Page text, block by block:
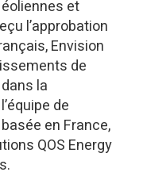
et
l’approbation
Envision
de
la
de
en France,
QOS Energy